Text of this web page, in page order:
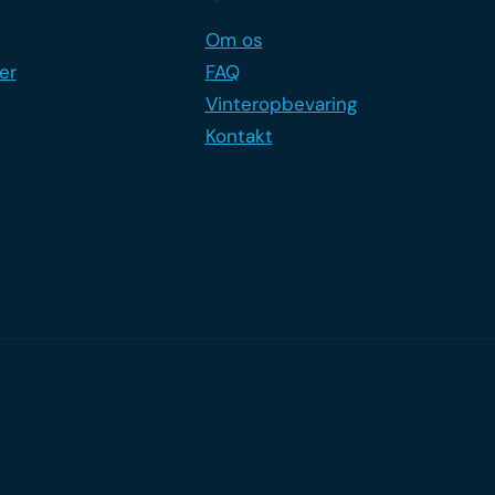
Om os
FAQ
Vinteropbevaring
Kontakt